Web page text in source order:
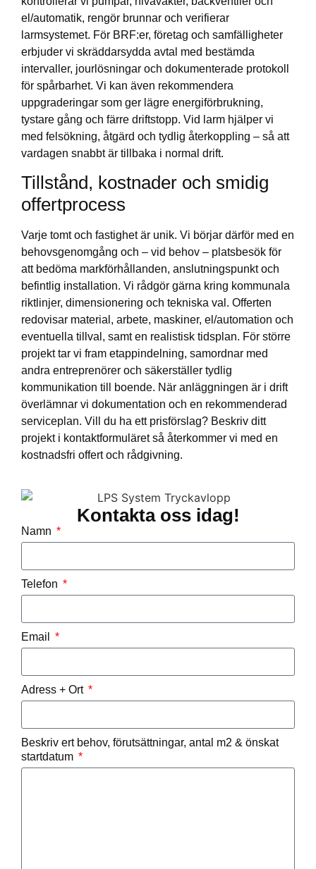
el/automatik, rengör brunnar och verifierar
larmsystemet. För BRF:er, företag och samfälligheter
erbjuder vi skräddarsydda avtal med bestämda
intervaller, jourlösningar och dokumenterade protokoll
för spårbarhet. Vi kan även rekommendera
uppgraderingar som ger lägre energiförbrukning,
tystare gång och färre driftstopp. Vid larm hjälper vi
med felsökning, åtgärd och tydlig återkoppling – så att
vardagen snabbt är tillbaka i normal drift.
Tillstånd, kostnader och smidig
offertprocess
Varje tomt och fastighet är unik. Vi börjar därför med en
behovsgenomgång och – vid behov – platsbesök för
att bedöma markförhållanden, anslutningspunkt och
befintlig installation. Vi rådgör gärna kring kommunala
riktlinjer, dimensionering och tekniska val. Offerten
redovisar material, arbete, maskiner, el/automation och
eventuella tillval, samt en realistisk tidsplan. För större
projekt tar vi fram etappindelning, samordnar med
andra entreprenörer och säkerställer tydlig
kommunikation till boende. När anläggningen är i drift
överlämnar vi dokumentation och en rekommenderad
serviceplan. Vill du ha ett prisförslag? Beskriv ditt
projekt i kontaktformuläret så återkommer vi med en
kostnadsfri offert och rådgivning.
Kontakta oss idag!
Namn
Telefon
Email
Adress + Ort
Beskriv ert behov, förutsättningar, antal m2 & önskat
startdatum